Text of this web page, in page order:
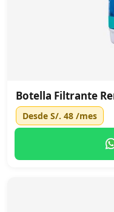
Botella Filtrante
Desde S/. 48 /mes